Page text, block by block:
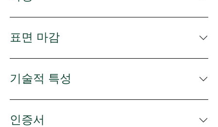
표면 마감
기술적 특성
인증서